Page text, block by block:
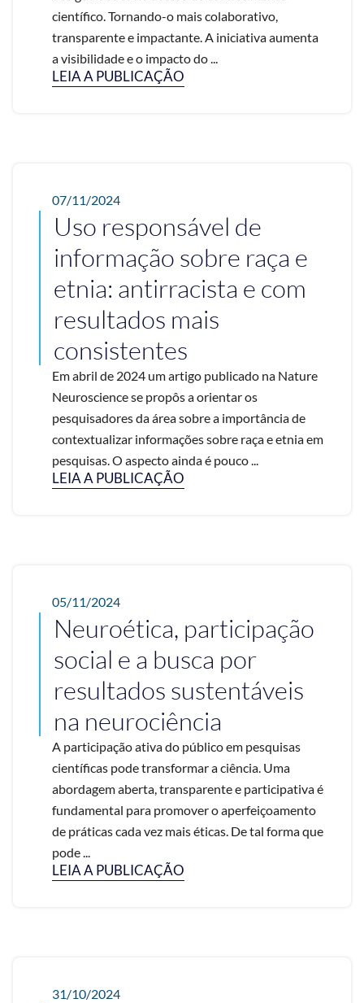
científico. Tornando-o mais colaborativo,
transparente e impactante. A iniciativa aumenta
a visibilidade e o impacto do ...
LEIA A PUBLICAÇÃO
07/11/2024
Uso responsável de
informação sobre raça e
etnia: antirracista e com
resultados mais
consistentes
Em abril de 2024 um artigo publicado na Nature
Neuroscience se propôs a orientar os
pesquisadores da área sobre a importância de
contextualizar informações sobre raça e etnia em
pesquisas. O aspecto ainda é pouco ...
LEIA A PUBLICAÇÃO
05/11/2024
Neuroética, participação
social e a busca por
resultados sustentáveis
na neurociência
A participação ativa do público em pesquisas
científicas pode transformar a ciência. Uma
abordagem aberta, transparente e participativa é
fundamental para promover o aperfeiçoamento
de práticas cada vez mais éticas. De tal forma que
pode ...
LEIA A PUBLICAÇÃO
31/10/2024